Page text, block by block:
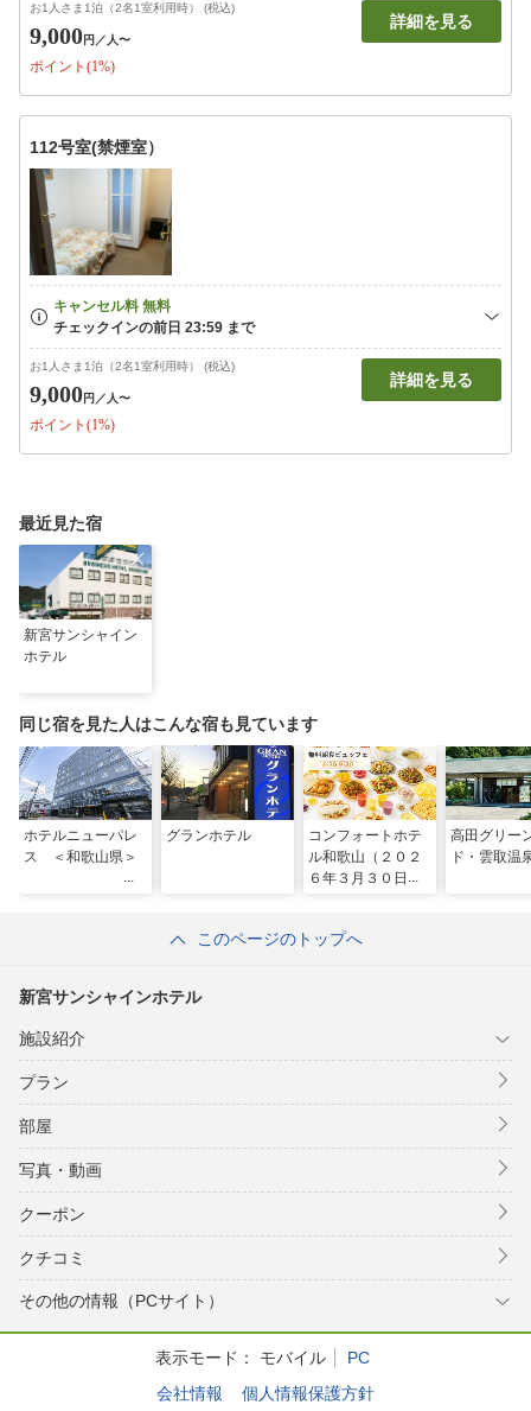
お1人さま1泊（2名1室利用時） (税込)
9,000円 ／人〜
ポイント(1%)
詳細を見る
112号室(禁煙室）
お1人さま1泊（2名1室利用時） (税込)
9,000円 ／人〜
ポイント(1%)
詳細を見る
最近見た宿
新宮サンシャイン
ホテル
同じ宿を見た人はこんな宿も見ています
ホテルニューパレ
ス ＜和歌山県＞
グランホテル
コンフォートホテ
ル和歌山（２０２
６年３月３０日
高田グリー
ド・雲取温
このページのトップへ
新宮サンシャインホテル
施設紹介
プラン
部屋
写真・動画
クーポン
クチコミ
その他の情報（PCサイト）
表示モード： モバイル
PC
会社情報
個人情報保護方針